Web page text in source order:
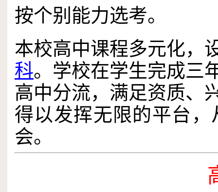
按个别能力选考。
本校高中课程多元化，
科。学校在学生完成三
高中分流，满足资质、
得以发挥无限的平台
会。